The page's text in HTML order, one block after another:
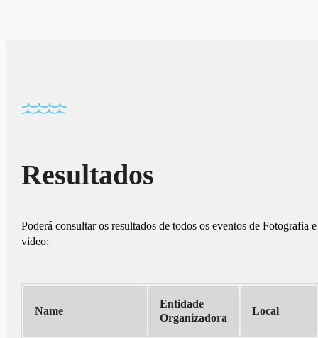
Resultados
Poderá consultar os resultados de todos os eventos de Fotografia e
video:
Name
Entidade
Organizadora
Local